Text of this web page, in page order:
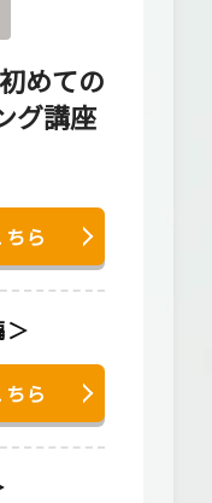
めての
グ講座
ら
ら